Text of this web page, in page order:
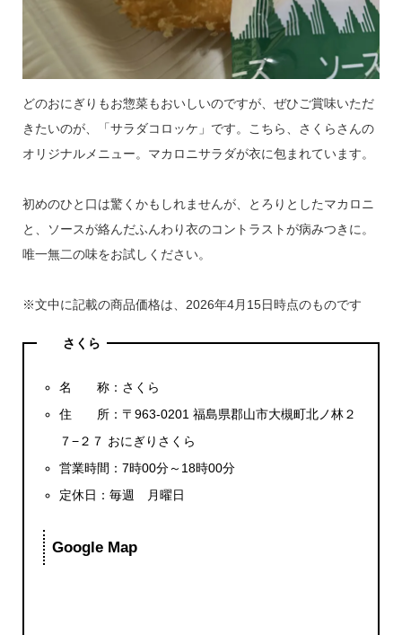
どのおにぎりもお惣菜もおいしいのですが、ぜひご賞味いただ
きたいのが、「サラダコロッケ」です。こちら、さくらさんの
オリジナルメニュー。マカロニサラダが衣に包まれています。
初めのひと口は驚くかもしれませんが、とろりとしたマカロニ
と、ソースが絡んだふんわり衣のコントラストが病みつきに。
唯一無二の味をお試しください。
※文中に記載の商品価格は、2026年4月15日時点のものです
さくら
名 称：さくら
住 所：〒963-0201 福島県郡山市大槻町北ノ林２
７−２７ おにぎりさくら
営業時間：7時00分～18時00分
定休日：毎週 月曜日
Google Map